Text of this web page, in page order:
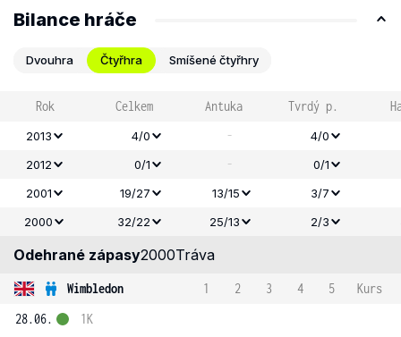
Bilance hráče
Dvouhra Čtyřhra Smíšené čtyřhry
Rok Celkem Antuka Tvrdý p.
2013 4/0 -
4/0
2012
0/1 -
0/1
2001
19/27 13/15
3/7
2000
32/22 25/13 2/3
Odehrané zápasy2000Tráva
Wimbledon 1 2 3 4 5
Kurs
28.06.
1K